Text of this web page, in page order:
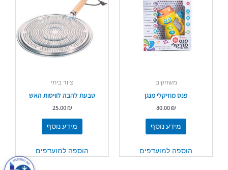
משחקים
פנס מוזיקלי מנגן
80.00₪
מידע נוסף
הוספה למועדפים
ציוד ביתי
טבעת להבה לוויסות האש
25.00₪
מידע נוסף
הוספה למועדפים